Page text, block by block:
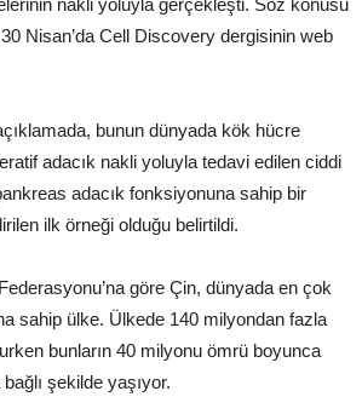
nakli yoluyla gerçekleşti. Söz konusu
Nisan’da Cell Discovery dergisinin web
bunun dünyada kök hücre
adacık nakli yoluyla tedavi edilen ciddi
adacık fonksiyonuna sahip bir
ilk örneği olduğu belirtildi.
göre Çin, dünyada en çok
sahip ülke. Ülkede 140 milyondan fazla
bunların 40 milyonu ömrü boyunca
şekilde yaşıyor.